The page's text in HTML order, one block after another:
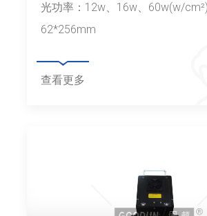
光功率：12w、16w、60w(w/
62*256mm
查看更多